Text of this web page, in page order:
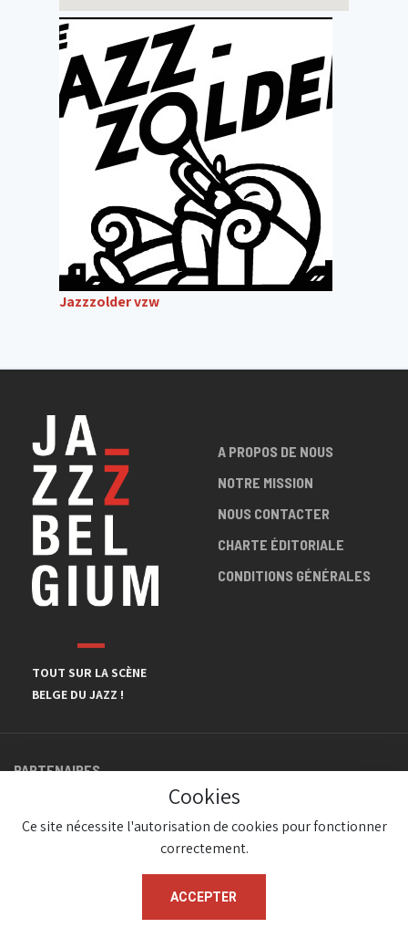
Jazzzolder vzw
TOUT SUR LA SCÈNE
BELGE DU JAZZ !
A PROPOS DE NOUS
NOTRE MISSION
NOUS CONTACTER
CHARTE ÉDITORIALE
CONDITIONS GÉNÉRALES
PARTENAIRES
© JazzInBelgium 2026 ( Version 1.1.2)
Cookies
Ce site nécessite l'autorisation de cookies pour fonctionner
correctement.
ACCEPTER